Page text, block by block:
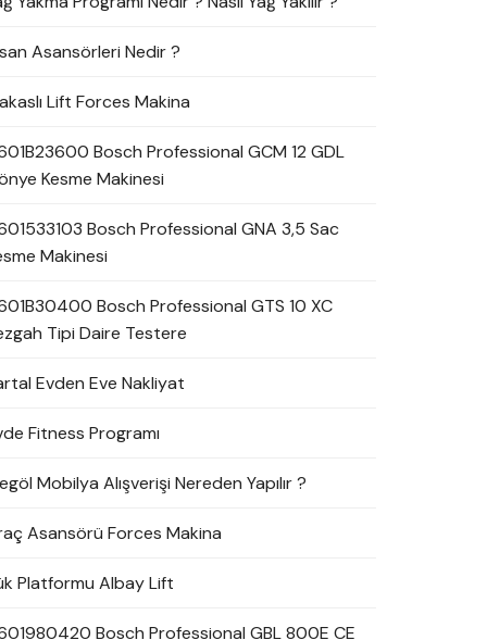
Asansörleri Nedir ?
Lift Forces Makina
Bosch Professional GCM 12 GDL
Kesme Makinesi
Bosch Professional GNA 3,5 Sac
Makinesi
Bosch Professional GTS 10 XC
Tipi Daire Testere
Evden Eve Nakliyat
Fitness Programı
Mobilya Alışverişi Nereden Yapılır ?
Asansörü Forces Makina
Platformu Albay Lift
Bosch Professional GBL 800E CE